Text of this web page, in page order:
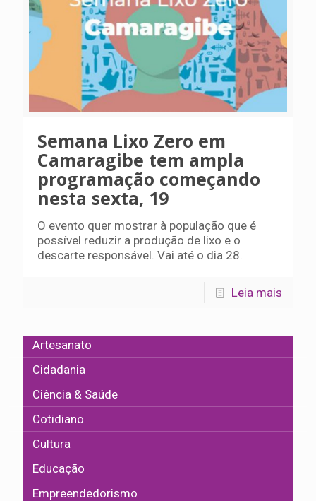
Semana Lixo Zero em
Camaragibe tem ampla
programação começando
nesta sexta, 19
O evento quer mostrar à população que é
possível reduzir a produção de lixo e o
descarte responsável. Vai até o dia 28.
Leia mais
Artesanato
Cidadania
Ciência & Saúde
Cotidiano
Cultura
Educação
Empreendedorismo